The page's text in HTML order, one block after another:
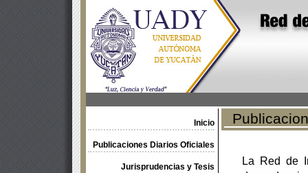
Inicio
Publicaciones Diarios Oficiales
Jurisprudencias y Tesis
La Red de